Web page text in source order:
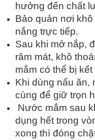
hưởng đến chất
Bảo quản nơi
nắng trực tiếp.
Sau khi mở nắp,
râm mát, khô
mắm có thể bị kết
Khi dùng nấu ăn,
cùng để giữ trọn
Nước mắm sau
dụng hết trong
xong thì đóng